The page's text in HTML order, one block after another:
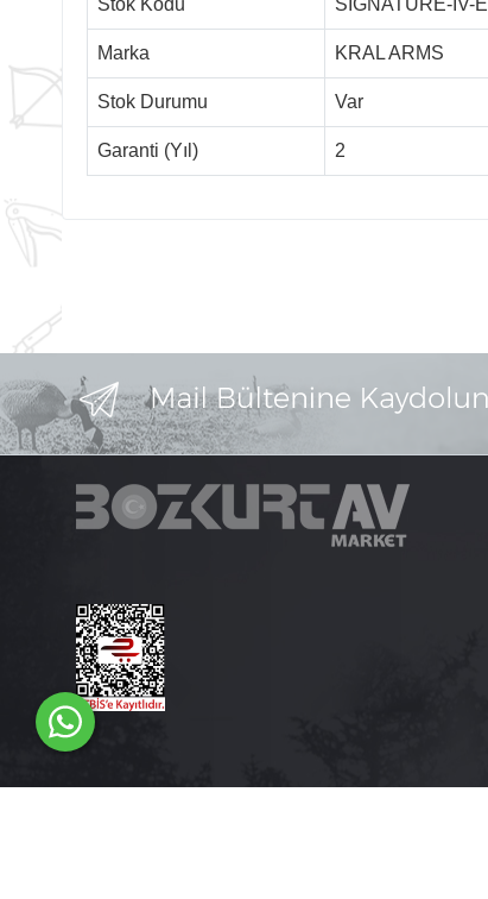
Marka KRAL ARMS
Stok Durumu Var
Garanti (Yıl) 2